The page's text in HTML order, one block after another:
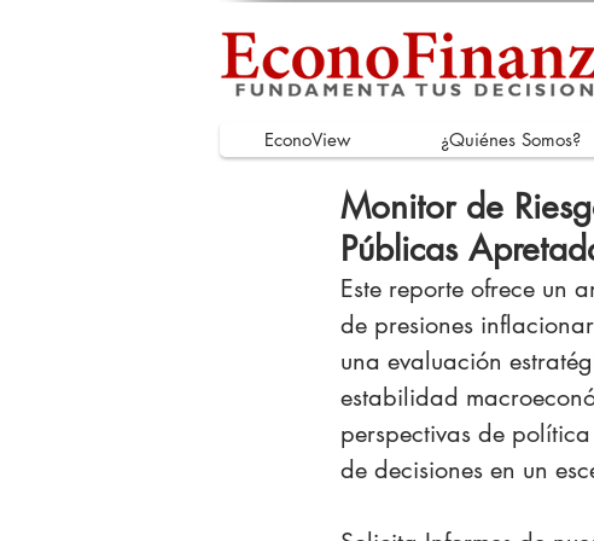
EconoView ¿Quiénes Somos?
Monitor de
Públicas
Este reporte ofrece un
de presiones
una evaluación
estabilidad
perspectivas de
de decisiones en un